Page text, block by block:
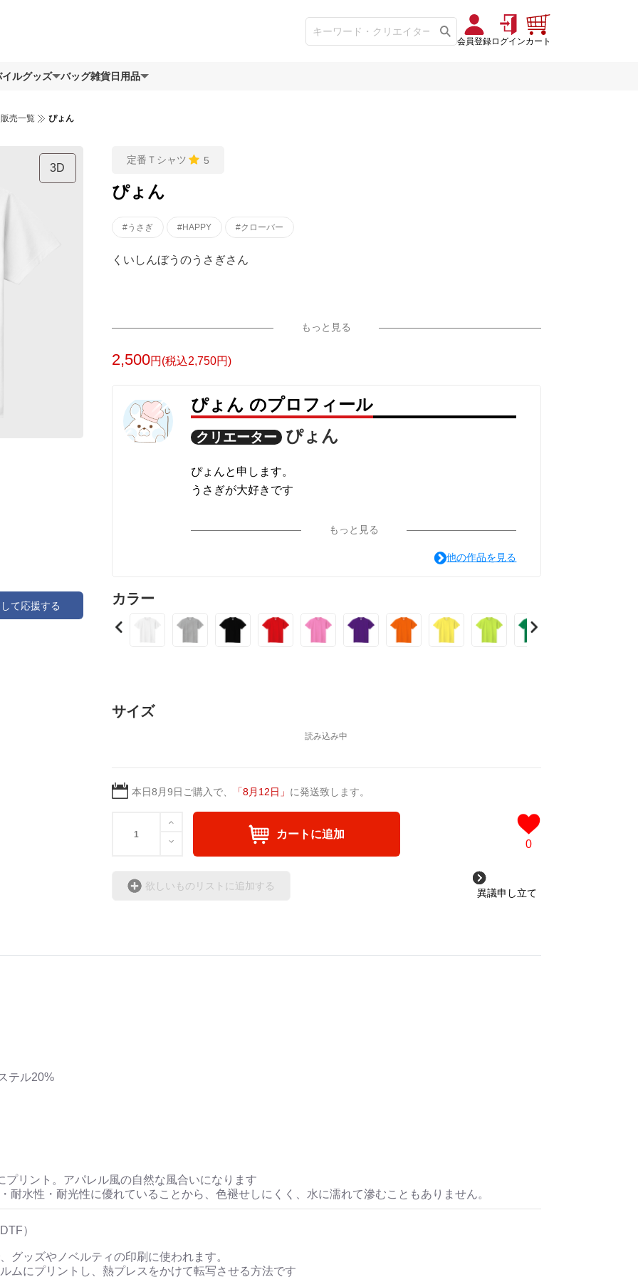
会員登録ログインカート
ルグッズ バッグ雑貨日用品
売一覧 ぴょん
3D
て応援する
定番Ｔシャツ 5
ぴょん
#うさぎ #HAPPY #クローバー
くいしんぼうのうさぎさん
もっと見る
2,500円(税込2,750円)
ぴょん のプロフィール
クリエーター ぴょん
ぴょんと申します。
うさぎが大好きです
もっと見る
他の作品を見る
カラー
サイズ
本日8月9日 ご購入で、 「8月12日 」 に発送致します。
カートに追加
0
欲しいものリストに追加する
異議申し立て
テル20%
プリント。アパレル風の自然な風合いになります
耐水性・耐光性に優れていることから、色褪せしにくく、水に濡れて滲むこともありません。
）
グッズやノベルティの印刷に使われます。
ムにプリントし、熱プレスをかけて転写させる方法です